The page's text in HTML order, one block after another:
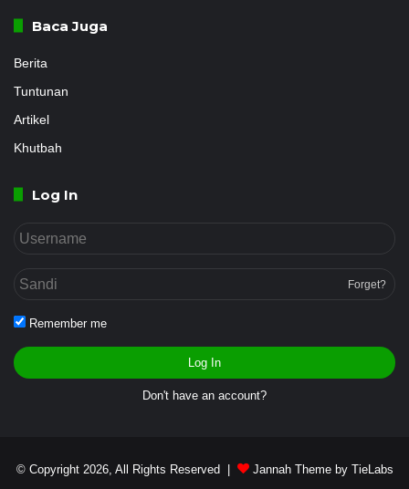
Baca Juga
Berita
Tuntunan
Artikel
Khutbah
Log In
Forget?
Remember me
Log In
Don't have an account?
© Copyright 2026, All Rights Reserved | Jannah Theme by TieLabs